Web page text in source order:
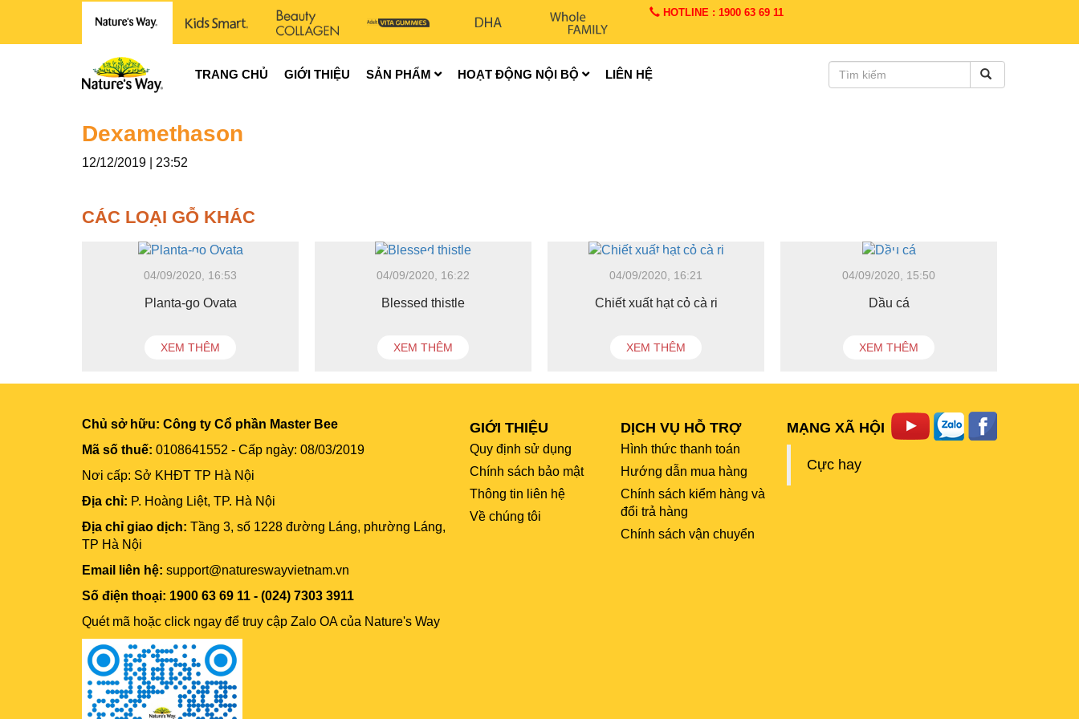
HOTLINE : 1900 63 69 11
TRANG CHỦ GIỚI THIỆU SẢN PHẨM HOẠT ĐỘNG NỘI BỘ LIÊN HỆ
Dexamethason
12/12/2019 | 23:52
CÁC LOẠI GỖ KHÁC
04/09/2020, 16:53
Planta-go Ovata
XEM THÊM
04/09/2020, 16:22
Blessed thistle
XEM THÊM
04/09/2020, 16:21
Chiết xuất hạt cỏ cà ri
XEM THÊM
04/09/2020, 15:50
Dầu cá
XEM THÊM
Chủ sở hữu: Công ty Cổ phần Master Bee
Mã số thuế: 0108641552 - Cấp ngày: 08/03/2019
Nơi cấp: Sở KHĐT TP Hà Nội
Địa chỉ: P. Hoàng Liệt, TP. Hà Nội
Địa chỉ giao dịch: Tầng 3, số 1228 đường Láng, phường Láng,
TP Hà Nội
Email liên hệ: support@natureswayvietnam.vn
Số điện thoại: 1900 63 69 11 - (024) 7303 3911
Quét mã hoặc click ngay để truy cập Zalo OA của Nature's Way
GIỚI THIỆU
Quy định sử dụng
Chính sách bảo mật
Thông tin liên hệ
Về chúng tôi
DỊCH VỤ HỖ TRỢ
Hình thức thanh toán
Hướng dẫn mua hàng
Chính sách kiểm hàng và
đổi trả hàng
Chính sách vận chuyển
MẠNG XÃ HỘI
Cực hay